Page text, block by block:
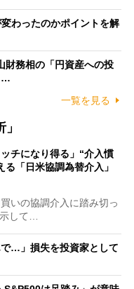
わったのかポイントを解
財務相の「円資産への投
…
一覧を見る
チになり得る」“介入慣
「日米協調為替介入」
いの協調介入に踏み切っ
して…
で…」損失を投資家として